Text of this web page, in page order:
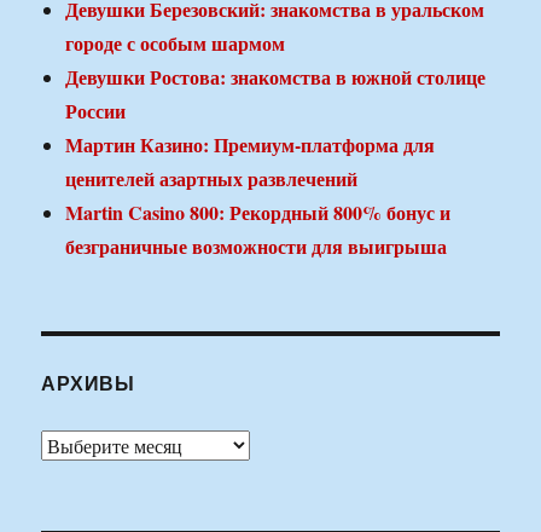
Девушки Березовский: знакомства в уральском
городе с особым шармом
Девушки Ростова: знакомства в южной столице
России
Мартин Казино: Премиум-платформа для
ценителей азартных развлечений
Martin Casino 800: Рекордный 800% бонус и
безграничные возможности для выигрыша
АРХИВЫ
Архивы